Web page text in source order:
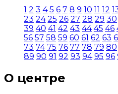
1 2 3 4 5 6 7 8 9 10 11 12
23 24 25 26 27 28 29 30
39 40 41 42 43 44 45 46
56 57 58 59 60 61 62 63
73 74 75 76 77 78 79 80
89 90 91 92 93 94 95 96
О центре